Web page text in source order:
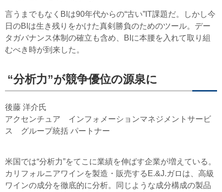
言うまでもなくBIは90年代からの“古い”IT課題だ。しかし今
日のBIは生き残りをかけた真剣勝負のためのツール。デー
タガバナンス体制の確立も含め、BIに本腰を入れて取り組
むべき時が到来した。
“分析力”が競争優位の源泉に
後藤 洋介氏
アクセンチュア インフォメーションマネジメントサービ
ス グループ統括 パートナー
米国では“分析力”をてこに業績を伸ばす企業が増えている。
カリフォルニアワインを製造・販売するE.&J.ガロは、高級
ワインの成分を徹底的に分析。同じような成分構成の製品